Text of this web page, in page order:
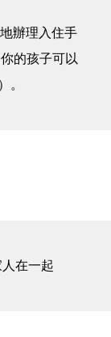
辦理入住手
的孩子可以
。
在一起